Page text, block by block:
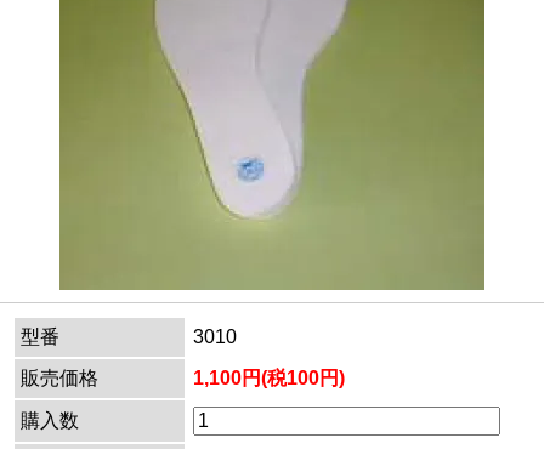
型番
3010
販売価格
1,100円(税100円)
購入数